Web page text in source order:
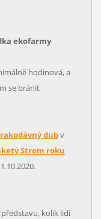
ekofarmy
hodinová, a
se bránit
dubv
Strom roku
kolik lidí